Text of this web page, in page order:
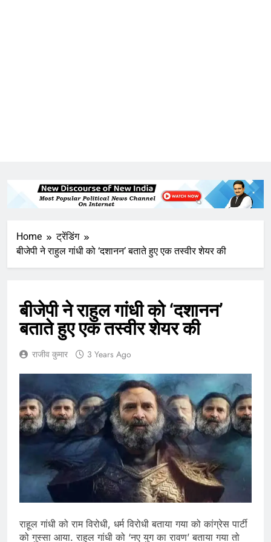
Home
ट्रेंडिंग
बीजेपी ने राहुल गांधी को ‘दशानन’ बताते हुए एक तस्वीर शेयर की
बीजेपी ने राहुल गांधी को ‘दशानन’
बताते हुए एक तस्वीर शेयर की
राजीव कुमार 3 Years Ago
राहूल गांधी को राम विरोधी, धर्म विरोधी बताया गया को कांग्रेस पार्टी
को गुस्सा आया. राहुल गांधी को ‘नए युग का रावण’ बताया गया तो